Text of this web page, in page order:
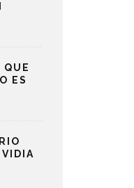
ES